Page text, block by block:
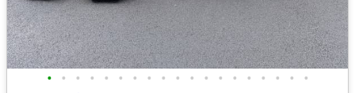
• • • • • • • • • • • • • • • • • • •